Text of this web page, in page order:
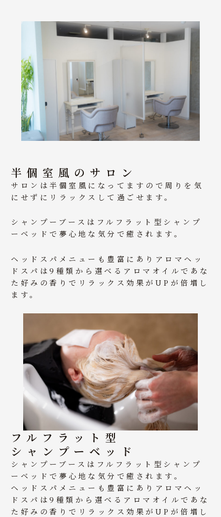
半個室風のサロン
サロンは半個室風になってますので周りを気
にせずにリラックスして過ごせます。
シャンプーブースはフルフラット型シャンプ
ーベッドで夢心地な気分で癒されます。
ヘッドスパメニューも豊富にありアロマヘッ
ドスパは9種類から選べるアロマオイルであな
た好みの香りでリラックス効果がUPが倍増し
ます。
フルフラット型
シャンプーベッド
シャンプーブースはフルフラット型シャンプ
ーベッドで夢心地な気分で癒されます。
ヘッドスパメニューも豊富にありアロマヘッ
ドスパは9種類から選べるアロマオイルであな
た好みの香りでリラックス効果がUPが倍増し